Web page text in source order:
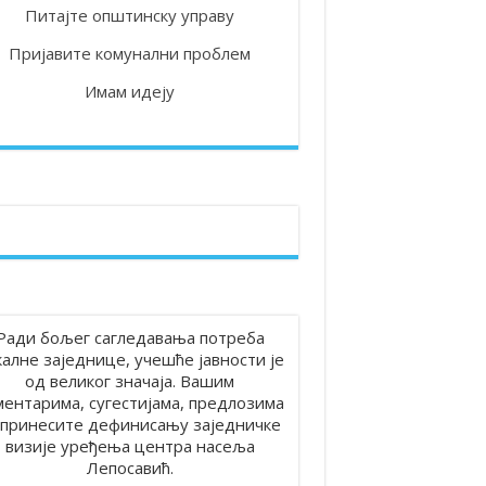
територији општине Лепосавић
Питајте општинску управу
Пријавите комунални проблем
Имам идеју
бољег сагледавања потреба
заједнице, учешће јавности је
од великог значаја. Вашим
сугестијама, предлозима
дефинисању заједничке
визије уређења центра насеља
Лепосавић.